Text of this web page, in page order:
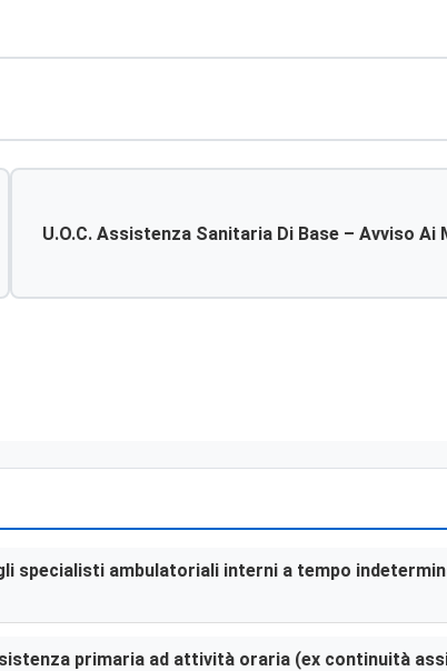
U.o.c. Assistenza Sanitaria Di Base – Avviso Ai
specialisti ambulatoriali interni a tempo
primaria ad attività oraria (ex continuità